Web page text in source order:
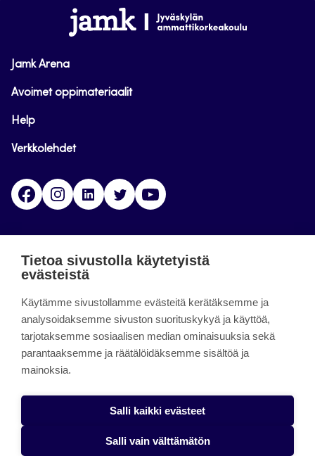
www.jamk.fi
Jamk Arena
Avoimet oppimateriaalit
Help
Verkkolehdet
FacebookInstagramLinkedinTwitter
päättynyt 11.9.2023.
About the site
Käyttöehdot
Saavutettavuusseloste
Alasottoilmoitus
Tietoa sivustolla käytetyistä
evästeistä
Käytämme sivustollamme evästeitä kerätäksemme ja
analysoidaksemme sivuston suorituskykyä ja käyttöä,
tarjotaksemme sosiaalisen median ominaisuuksia sekä
parantaaksemme ja räätälöidäksemme sisältöä ja
mainoksia.
Salli kaikki evästeet
Salli vain välttämätön